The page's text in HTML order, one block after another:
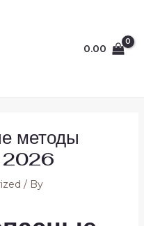
0.00
методы
2026
/ By